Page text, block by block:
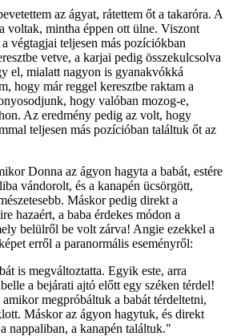
az ágyat, rátettem őt a takaróra. A
voltak, mintha éppen ott ülne. Viszont
végtagjai teljesen más pozíciókban
vetve, a karjai pedig összekulcsolva
el, mialatt nagyon is gyanakvókká
hogy már reggel keresztbe raktam a
hogy valóban mozog-e,
Az eredmény pedig az volt, hogy
teljesen más pozícióban találtuk őt az
Donna az ágyon hagyta a babát, estére
vándorolt, és a kanapén ücsörgött,
Máskor pedig direkt a
hazaért, a baba érdekes módon a
belülről be volt zárva! Angie ezekkel a
erről a paranormális eseményről:
is megváltoztatta. Egyik este, arra
a bejárati ajtó előtt egy széken térdel!
megpróbáltuk a babát térdeltetni,
Máskor az ágyon hagytuk, és direkt
nappaliban, a kanapén találtuk."